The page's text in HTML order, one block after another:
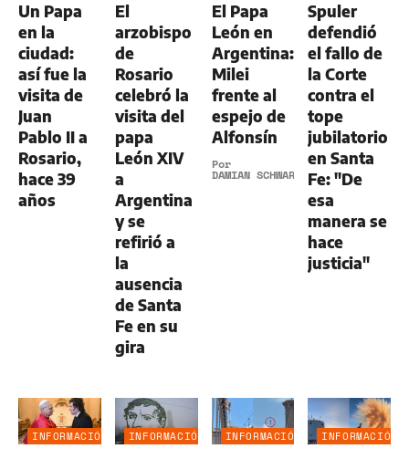
Un Papa
en la
ciudad:
así fue la
visita de
Juan
Pablo II a
Rosario,
hace 39
años
El
arzobispo
de
Rosario
celebró la
visita del
papa
León XIV
a
Argentina
y se
refirió a
la
ausencia
de Santa
Fe en su
gira
El Papa
León en
Argentina:
Milei
frente al
espejo de
Alfonsín
Por
DAMIAN SCHWARZSTEIN
Spuler
defendió
el fallo de
la Corte
contra el
tope
jubilatorio
en Santa
Fe: "De
esa
manera se
hace
justicia"
INFORMACIÓN
INFORMACIÓN
INFORMACIÓN
INFORMACIÓN